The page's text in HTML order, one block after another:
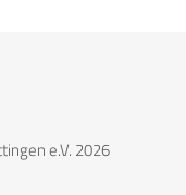
e.V. 2026